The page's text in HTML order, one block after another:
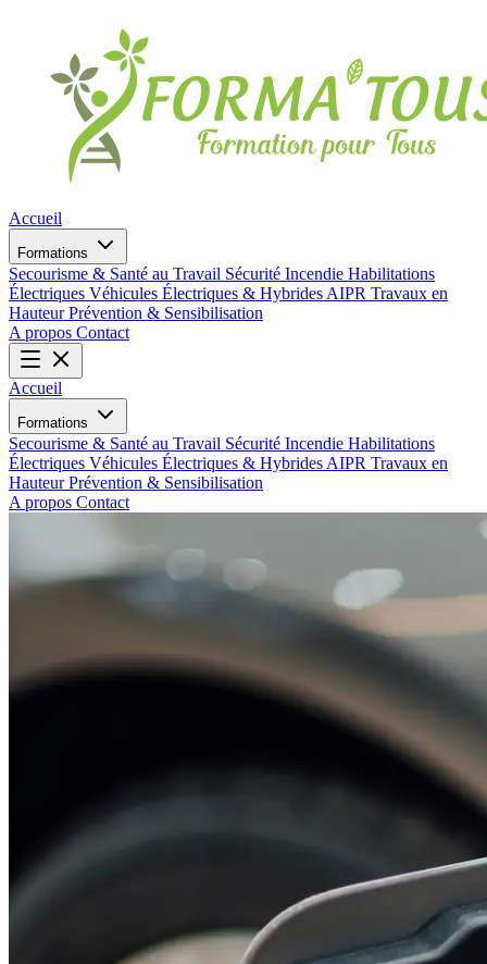
Accueil
Formations
Secourisme & Santé au Travail Sécurité Incendie Habilitations
Électriques Véhicules Électriques & Hybrides AIPR Travaux en
HauteurPrévention & Sensibilisation
A propos Contact
Accueil
Formations
Secourisme & Santé au Travail Sécurité Incendie Habilitations
Électriques Véhicules Électriques & Hybrides AIPR Travaux en
HauteurPrévention & Sensibilisation
A propos Contact